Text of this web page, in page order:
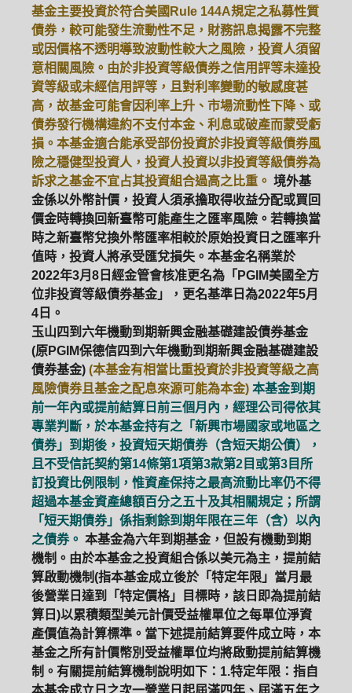
ETF 中國好時平衡 壽星優惠
醫療生化 中國品牌 0%手續費
基金申購 策略成長 拉丁美洲
大中華
基金主要投資於符合美國Rule 144A規定之私募性質
債券，較可能發生流動性不足，財務訊息揭露不完整
或因價格不透明導致波動性較大之風險，投資人須留
意相關風險。由於非投資等級債券之信用評等未達投
資等級或未經信用評等，且對利率變動的敏感度甚
高，故基金可能會因利率上升、市場流動性下降、或
債券發行機構違約不支付本金、利息或破產而蒙受虧
損。本基金適合能承受部份投資於非投資等級債券風
險之穩健型投資人，投資人投資以非投資等級債券為
訴求之基金不宜占其投資組合過高之比重。 境外基
金係以外幣計價，投資人須承擔取得收益分配或買回
價金時轉換回新臺幣可能產生之匯率風險。若轉換當
時之新臺幣兌換外幣匯率相較於原始投資日之匯率升
值時，投資人將承受匯兌損失。本基金名稱業於
2022年3月8日經金管會核准更名為「PGIM美國全方
位非投資等級債券基金」，更名基準日為2022年5月
4日。
玉山四到六年機動到期新興金融基礎建設債券基金
(原PGIM保德信四到六年機動到期新興金融基礎建設
債券基金) (本基金有相當比重投資於非投資等級之高
風險債券且基金之配息來源可能為本金) 本基金到期
前一年內或提前結算日前三個月內，經理公司得依其
專業判斷，於本基金持有之「新興市場國家或地區之
債券」到期後，投資短天期債券（含短天期公債），
且不受信託契約第14條第1項第3款第2目或第3目所
訂投資比例限制，惟資產保持之最高流動比率仍不得
超過本基金資產總額百分之五十及其相關規定；所謂
「短天期債券」係指剩餘到期年限在三年（含）以內
之債券。 本基金為六年到期基金，但設有機動到期
機制。由於本基金之投資組合係以美元為主，提前結
算啟動機制(指本基金成立後於「特定年限」當月最
後營業日達到「特定價格」目標時，該日即為提前結
算日)以累積類型美元計價受益權單位之每單位淨資
產價值為計算標準。當下述提前結算要件成立時，本
基金之所有計價幣別受益權單位均將啟動提前結算機
制。有關提前結算機制說明如下：1.特定年限：指自
本基金成立日之次一營業日起屆滿四年、屆滿五年之